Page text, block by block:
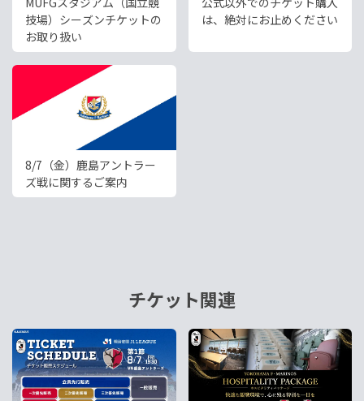
技場）シーズンチケットの
お取り扱い
は、絶対にお止めください
8/7（金）鹿島アントラー
ズ戦に関するご案内
チケット関連